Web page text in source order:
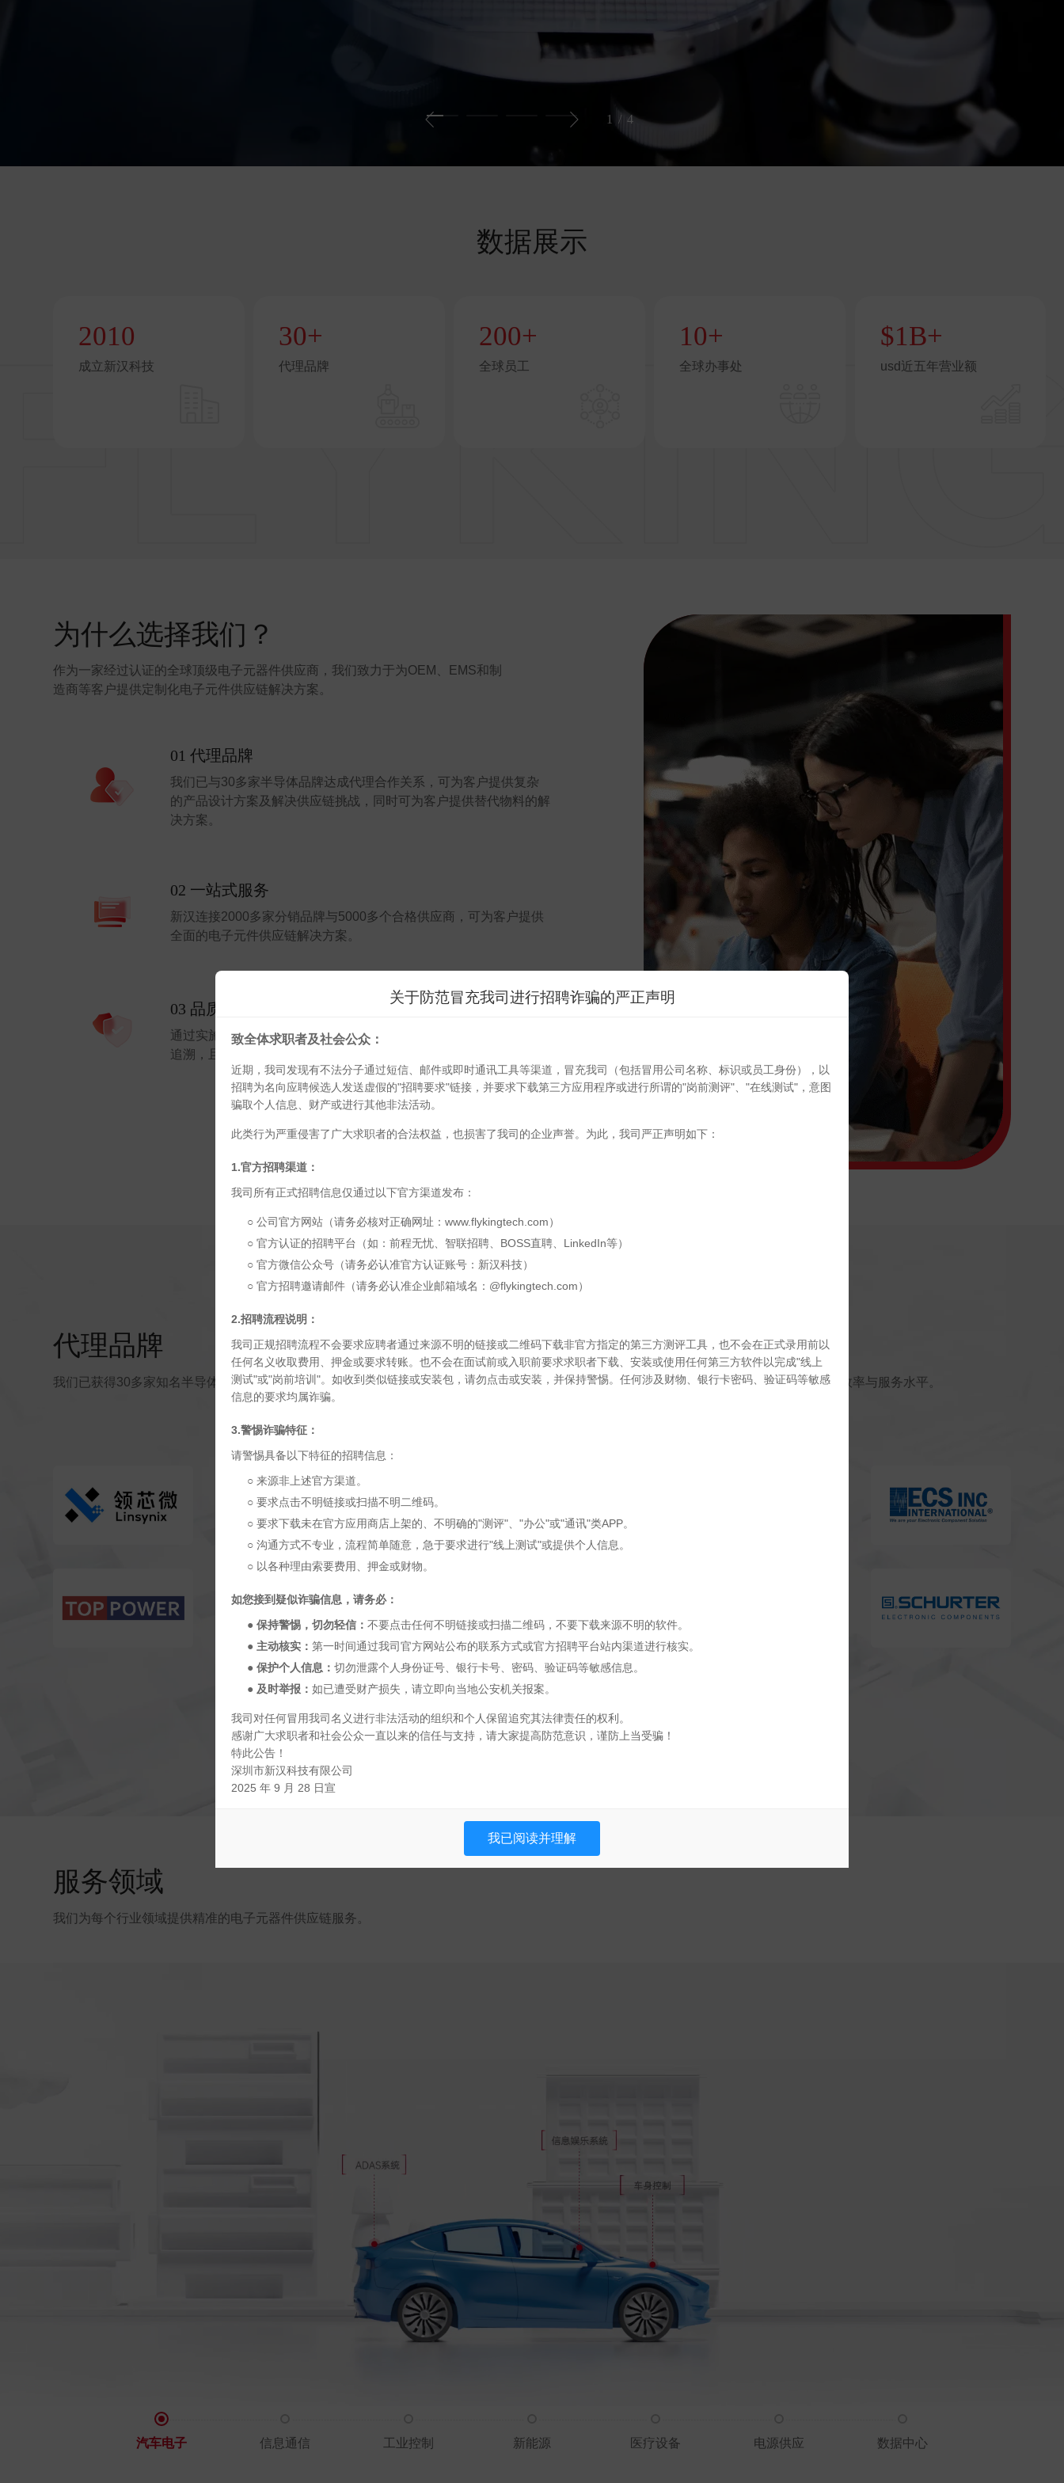
关于防范冒充我司进行招聘诈骗的严正声明
致全体求职者及社会公众：
近期，我司发现有不法分子通过短信、邮件或即时通讯工具等渠道，冒充我司（包括冒用公司名称、标识或员工身份），以
招聘为名向应聘候选人发送虚假的"招聘要求"链接，并要求下载第三方应用程序或进行所谓的"岗前测评"、"在线测试"，意图
骗取个人信息、财产或进行其他非法活动。
此类行为严重侵害了广大求职者的合法权益，也损害了我司的企业声誉。为此，我司严正声明如下：
1.官方招聘渠道：
我司所有正式招聘信息仅通过以下官方渠道发布：
○ 公司官方网站（请务必核对正确网址：www.flykingtech.com）
○ 官方认证的招聘平台（如：前程无忧、智联招聘、BOSS直聘、LinkedIn等）
○ 官方微信公众号（请务必认准官方认证账号：新汉科技）
○ 官方招聘邀请邮件（请务必认准企业邮箱域名：@flykingtech.com）
2.招聘流程说明：
我司正规招聘流程不会要求应聘者通过来源不明的链接或二维码下载非官方指定的第三方测评工具，也不会在正式录用前以
任何名义收取费用、押金或要求转账。也不会在面试前或入职前要求求职者下载、安装或使用任何第三方软件以完成"线上
测试"或"岗前培训"。如收到类似链接或安装包，请勿点击或安装，并保持警惕。任何涉及财物、银行卡密码、验证码等敏感
信息的要求均属诈骗。
3.警惕诈骗特征：
请警惕具备以下特征的招聘信息：
○ 来源非上述官方渠道。
○ 要求点击不明链接或扫描不明二维码。
○ 要求下载未在官方应用商店上架的、不明确的"测评"、"办公"或"通讯"类APP。
○ 沟通方式不专业，流程简单随意，急于要求进行"线上测试"或提供个人信息。
○ 以各种理由索要费用、押金或财物。
如您接到疑似诈骗信息，请务必：
● 保持警惕，切勿轻信： 不要点击任何不明链接或扫描二维码，不要下载来源不明的软件。
● 主动核实： 第一时间通过我司官方网站公布的联系方式或官方招聘平台站内渠道进行核实。
● 保护个人信息： 切勿泄露个人身份证号、银行卡号、密码、验证码等敏感信息。
● 及时举报： 如已遭受财产损失，请立即向当地公安机关报案。
我司对任何冒用我司名义进行非法活动的组织和个人保留追究其法律责任的权利。
感谢广大求职者和社会公众一直以来的信任与支持，请大家提高防范意识，谨防上当受骗！
特此公告！
深圳市新汉科技有限公司
2025 年 9 月 28 日宣
我已阅读并理解
1 / 4
数据展示
2010
成立新汉科技
30+
代理品牌
200+
全球员工
10+
全球办事处
$1B+
usd近五年营业额
为什么选择我们？
作为一家经过认证的全球顶级电子元器件供应商，我们致力于为OEM、EMS和制
造商等客户提供定制化电子元件供应链解决方案。
01 代理品牌
我们已与30多家半导体品牌达成代理合作关系，可为客户提供复杂
的产品设计方案及解决供应链挑战，同时可为客户提供替代物料的解
决方案。
02 一站式服务
新汉连接2000多家分销品牌与5000多个合格供应商，可为客户提供
全面的电子元件供应链解决方案。
03 品质管理
通过实施国际最高检测标准，新汉科技可确保所有产品信息完整、可
追溯，且品质有保障。
代理品牌
我们已获得30多家知名半导体制造商的代理授权，致力于为客户提供更具性价比的电子元件供应解决方案，帮助客户降低成本的同时提升运营效率与服务水平。
服务领域
我们为每个行业领域提供精准的电子元器件供应链服务。
汽车电子 信息通信 工业控制 新能源 医疗设备 电源供应 数据中心